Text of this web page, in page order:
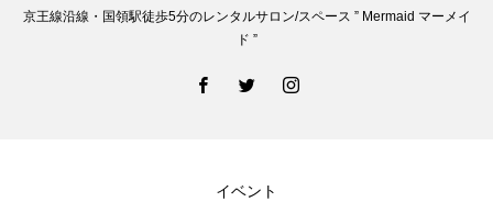
京王線沿線・国領駅徒歩5分のレンタルサロン/スペース ” Mermaid マーメイ
ド ”
イベント